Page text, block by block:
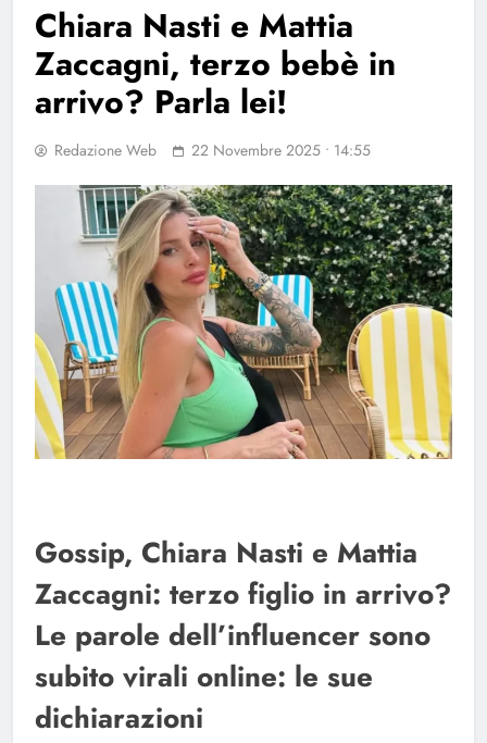
Chiara Nasti e Mattia
Zaccagni, terzo bebè in
arrivo? Parla lei!
Redazione Web 22 Novembre 2025 • 14:55
Gossip, Chiara Nasti e Mattia
Zaccagni: terzo figlio in arrivo?
Le parole dell’influencer sono
subito virali online: le sue
dichiarazioni